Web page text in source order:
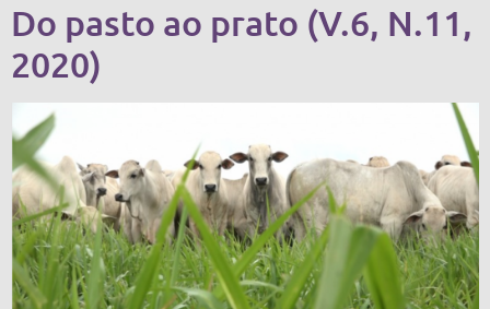
Do pasto ao prato (V.6, N.11,
2020)